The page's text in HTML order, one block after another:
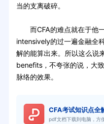
当的支离破碎。
而CFA的难点就在于他一
intensively的过一遍金融全
解的能算出来。所以这么说
benefits，不夸张的说，大
脉络的效果。
CFA考试知识点全
pdf文档下载到电脑，方